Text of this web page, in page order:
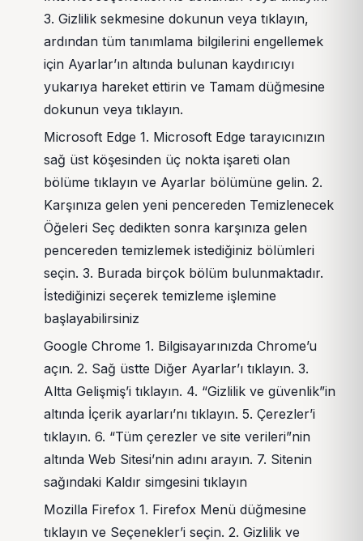
3. Gizlilik sekmesine dokunun veya tıklayın,
ardından tüm tanımlama bilgilerini engellemek
için Ayarlar’ın altında bulunan kaydırıcıyı
yukarıya hareket ettirin ve Tamam düğmesine
dokunun veya tıklayın.
Microsoft Edge 1. Microsoft Edge tarayıcınızın
sağ üst köşesinden üç nokta işareti olan
bölüme tıklayın ve Ayarlar bölümüne gelin. 2.
Karşınıza gelen yeni pencereden Temizlenecek
Öğeleri Seç dedikten sonra karşınıza gelen
pencereden temizlemek istediğiniz bölümleri
seçin. 3. Burada birçok bölüm bulunmaktadır.
İstediğinizi seçerek temizleme işlemine
başlayabilirsiniz
Google Chrome 1. Bilgisayarınızda Chrome’u
açın. 2. Sağ üstte Diğer Ayarlar’ı tıklayın. 3.
Altta Gelişmiş’i tıklayın. 4. “Gizlilik ve güvenlik”in
altında İçerik ayarları’nı tıklayın. 5. Çerezler’i
tıklayın. 6. “Tüm çerezler ve site verileri”nin
altında Web Sitesi’nin adını arayın. 7. Sitenin
sağındaki Kaldır simgesini tıklayın
Mozilla Firefox 1. Firefox Menü düğmesine
tıklayın ve Seçenekler’i seçin. 2. Gizlilik ve